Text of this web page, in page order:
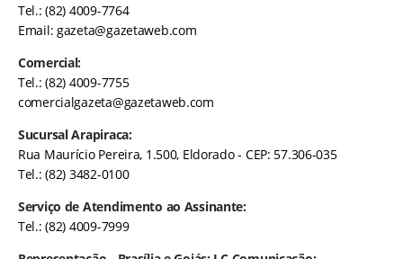
Tel.: (82) 4009-7764
Email:gazeta@gazetaweb.com
Comercial:
Tel.: (82) 4009-7755
comercialgazeta@gazetaweb.com
Sucursal Arapiraca:
Rua Maurício Pereira, 1.500, Eldorado - CEP: 57.306-035
Tel.: (82) 3482-0100
Serviço de Atendimento ao Assinante:
Tel.: (82) 4009-7999